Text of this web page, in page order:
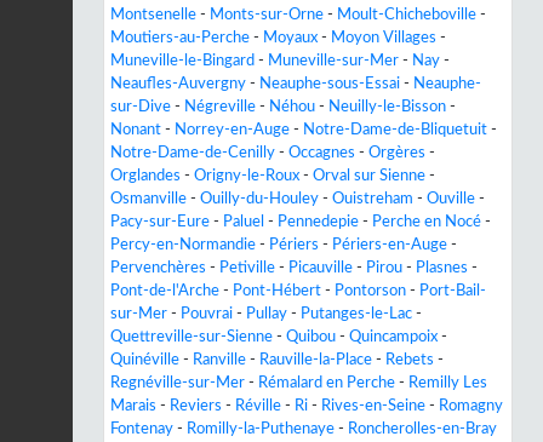
Montsenelle - Monts-sur-Orne - Moult-Chicheboville -
Moutiers-au-Perche - Moyaux - Moyon Villages -
Muneville-le-Bingard - Muneville-sur-Mer - Nay -
Neaufles-Auvergny - Neauphe-sous-Essai - Neauphe-
sur-Dive - Négreville - Néhou - Neuilly-le-Bisson -
Nonant - Norrey-en-Auge - Notre-Dame-de-Bliquetuit -
Notre-Dame-de-Cenilly - Occagnes - Orgères -
Orglandes - Origny-le-Roux - Orval sur Sienne -
Osmanville - Ouilly-du-Houley - Ouistreham - Ouville -
Pacy-sur-Eure - Paluel - Pennedepie - Perche en Nocé -
Percy-en-Normandie - Périers - Périers-en-Auge -
Pervenchères - Petiville - Picauville - Pirou - Plasnes -
Pont-de-l'Arche - Pont-Hébert - Pontorson - Port-Bail-
sur-Mer - Pouvrai - Pullay - Putanges-le-Lac -
Quettreville-sur-Sienne - Quibou - Quincampoix -
Quinéville - Ranville - Rauville-la-Place - Rebets -
Regnéville-sur-Mer - Rémalard en Perche - Remilly Les
Marais - Reviers - Réville - Ri - Rives-en-Seine - Romagny
Fontenay - Romilly-la-Puthenaye - Roncherolles-en-Bray